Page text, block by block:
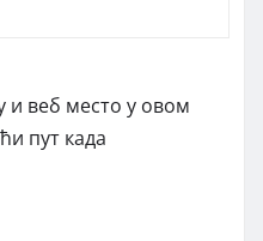
и веб место у овом
пут када